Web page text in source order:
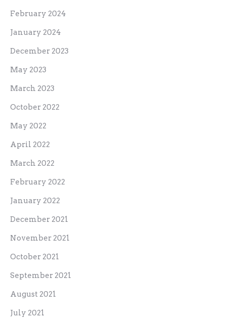
February 2024
January 2024
December 2023
May 2023
March 2023
October 2022
May 2022
April 2022
March 2022
February 2022
January 2022
December 2021
November 2021
October 2021
September 2021
August 2021
July 2021